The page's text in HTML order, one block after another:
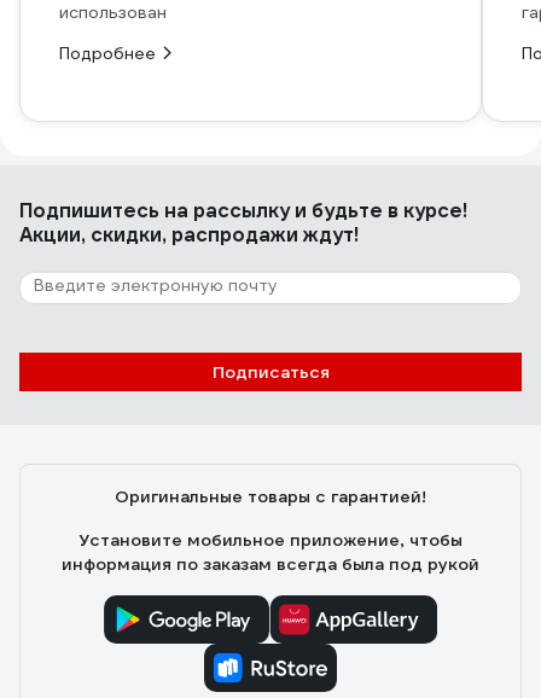
использован
Подробнее
Подпишитесь на рассылкуи будьте в курсе!
Акции, скидки, распродажи ждут!
Подписаться
Оригинальные товары с гарантией!
Установите мобильное приложение, чтобы
информация по заказам всегда была под рукой